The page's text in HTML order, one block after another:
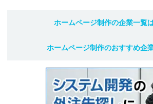
ホームページ制作の企業一覧
ホームページ制作のおすすめ企